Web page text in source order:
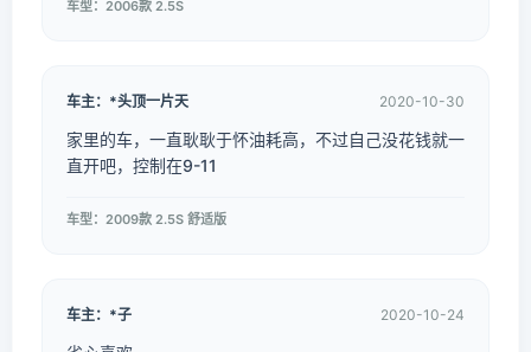
车型：2006款 2.5S
车主：*头顶一片天 2020-10-30
家里的车，一直耿耿于怀油耗高，不过自己没花钱就一
直开吧，控制在9-11
车型：2009款 2.5S 舒适版
车主：*子 2020-10-24